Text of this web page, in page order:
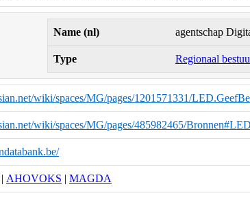
Name (nl) agentschap
Type Regionaal
wiki/spaces/MG/pages/1201571331/
wiki/spaces/MG/pages/485982465/
| AHOVOKS | MAGDA